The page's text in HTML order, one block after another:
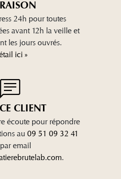
24h pour toutes
avant 12h la veille et
les jours ouvrés.
ici »
CLIENT
écoute pour répondre
au 09 51 09 32 41
email
.